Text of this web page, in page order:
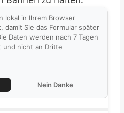
lokal in Ihrem Browser
damit Sie das Formular später
Daten werden nach 7 Tagen
und nicht an Dritte
Nein Danke